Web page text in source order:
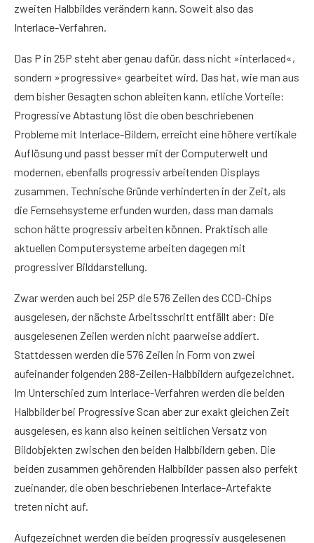
zweiten Halbbildes verändern kann. Soweit also das
Interlace-Verfahren.
Das P in 25P steht aber genau dafür, dass nicht »interlaced«,
sondern »progressive« gearbeitet wird. Das hat, wie man aus
dem bisher Gesagten schon ableiten kann, etliche Vorteile:
Progressive Abtastung löst die oben beschriebenen
Probleme mit Interlace-Bildern, erreicht eine höhere vertikale
Auflösung und passt besser mit der Computerwelt und
modernen, ebenfalls progressiv arbeitenden Displays
zusammen. Technische Gründe verhinderten in der Zeit, als
die Fernsehsysteme erfunden wurden, dass man damals
schon hätte progressiv arbeiten können. Praktisch alle
aktuellen Computersysteme arbeiten dagegen mit
progressiver Bilddarstellung.
Zwar werden auch bei 25P die 576 Zeilen des CCD-Chips
ausgelesen, der nächste Arbeitsschritt entfällt aber: Die
ausgelesenen Zeilen werden nicht paarweise addiert.
Stattdessen werden die 576 Zeilen in Form von zwei
aufeinander folgenden 288-Zeilen-Halbbildern aufgezeichnet.
Im Unterschied zum Interlace-Verfahren werden die beiden
Halbbilder bei Progressive Scan aber zur exakt gleichen Zeit
ausgelesen, es kann also keinen seitlichen Versatz von
Bildobjekten zwischen den beiden Halbbildern geben. Die
beiden zusammen gehörenden Halbbilder passen also perfekt
zueinander, die oben beschriebenen Interlace-Artefakte
treten nicht auf.
Aufgezeichnet werden die beiden progressiv ausgelesenen